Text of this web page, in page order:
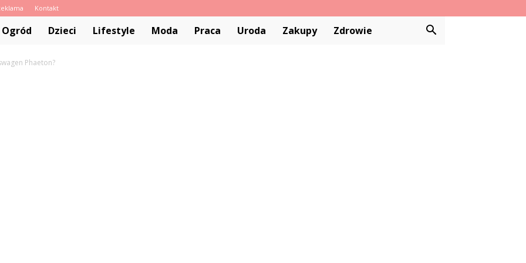
Kontakt
Ogród Dzieci Lifestyle Moda Praca Uroda Zakupy Zdrowie
Phaeton?